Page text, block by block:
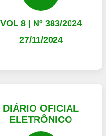
VOL 8 | Nº 383/2024
27/11/2024
DIÁRIO OFICIAL
ELETRÔNICO